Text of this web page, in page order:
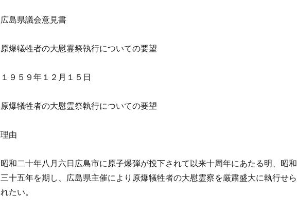
広島県議会意見書
原爆犠牲者の大慰霊祭執行についての要望
１９５９年１２月１５日
原爆犠牲者の大慰霊祭執行についての要望
理由
昭和二十年八月六日広島市に原子爆弾が投下されて以来十周年にあたる明、昭和
三十五年を期し、広島県主催により原爆犠牲者の大慰霊察を厳粛盛大に執行せら
れたい。